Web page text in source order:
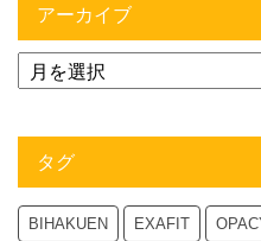
アーカイブ
タグ
BIHAKUEN EXAFIT